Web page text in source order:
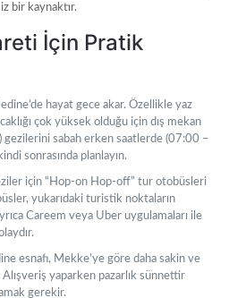
bir kaynaktır.
İçin Pratik
hayat gece akar. Özellikle yaz
çok yüksek olduğu için dış mekan
gezilerini sabah erken saatlerde (07:00 –
sonrasında planlayın.
için “Hop-on Hop-off” tur otobüsleri
yukarıdaki turistik noktaların
Careem veya Uber uygulamaları ile
esnafı, Mekke’ye göre daha sakin ve
yaparken pazarlık sünnettir
gerekir.